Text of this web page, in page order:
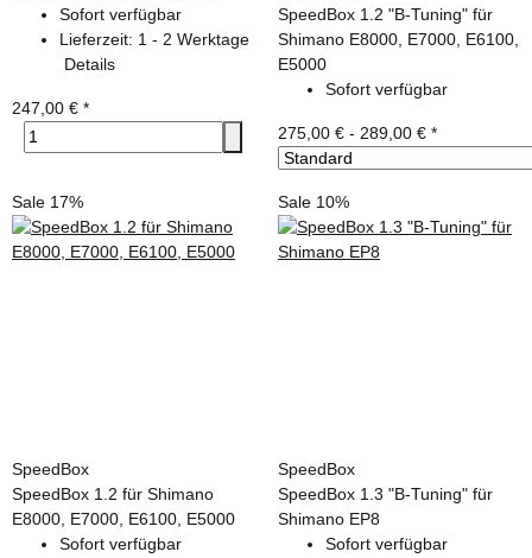
Sofort verfügbar
Lieferzeit: 1 - 2 Werktage
Details
247,00 € *
SpeedBox 1.2 "B-Tuning" für
Shimano E8000, E7000, E6100,
E5000
Sofort verfügbar
275,00 € - 289,00 € *
Sale 17%
SpeedBox
SpeedBox 1.2 für Shimano
E8000, E7000, E6100, E5000
Sofort verfügbar
Sale 10%
SpeedBox
SpeedBox 1.3 "B-Tuning" für
Shimano EP8
Sofort verfügbar